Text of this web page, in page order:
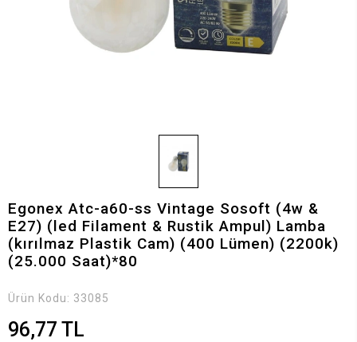
Egonex Atc-a60-ss Vintage Sosoft (4w &
E27) (led Filament & Rustik Ampul) Lamba
(kırılmaz Plastik Cam) (400 Lümen) (2200k)
(25.000 Saat)*80
Ürün Kodu: 33085
96,77 TL